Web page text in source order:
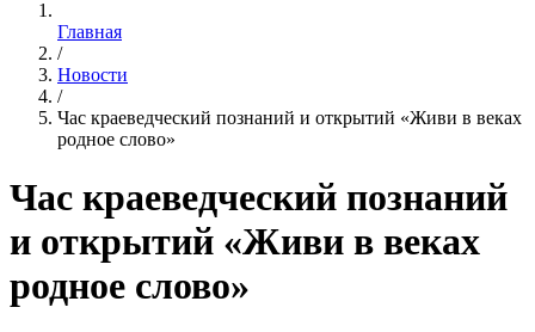
Главная
/
Новости
/
Час краеведческий познаний и открытий «Живи в веках
родное слово»
Час краеведческий познаний
и открытий «Живи в веках
родное слово»